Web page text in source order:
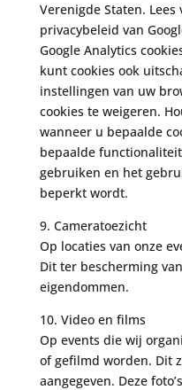
Verenigde Staten.
privacybeleid van
Google Analytics
kunt cookies ook
instellingen van uw
cookies te weigeren.
wanneer u bepaalde
bepaalde
gebruiken en het
beperkt wordt.
9. Cameratoezicht
Op locaties van onze
Dit ter bescherming
eigendommen.
10. Video en films
Op events die wij
of gefilmd worden. Dit
aangegeven. Deze